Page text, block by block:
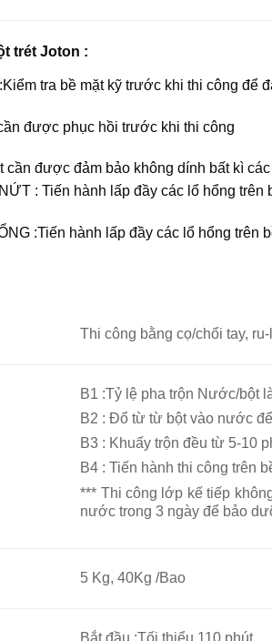
trét Joton :
tra bề mặt kỹ trước khi thi công để
được phục hồi trước khi thi công
cần được đảm bảo không dính bất kì
: Tiến hành lấp đầy các lổ hổng
:Tiến hành lấp đầy các lổ hổng
Thi công bằng cọ/chổi tay,
B1 :Tỷ lệ pha trộn Nước/bột
B2 : Đổ từ từ bột vào nước
B3 : Khuấy trộn đều từ 5-10
B4 : Tiến hành thi công trên
*** Thi công lớp kế tiếp
nước trong 3 ngày để bảo
5 Kg, 40Kg /Bao
Bắt đầu :Tối thiểu 110 phút